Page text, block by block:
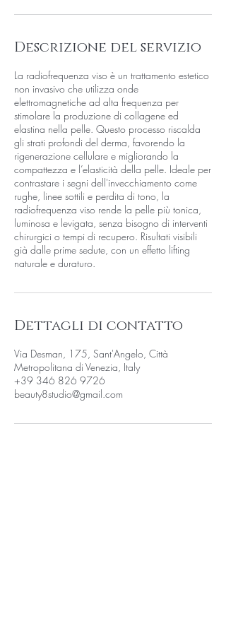
i
Descrizione del servizio
La radiofrequenza viso è un trattamento estetico
non invasivo che utilizza onde
elettromagnetiche ad alta frequenza per
stimolare la produzione di collagene ed
elastina nella pelle. Questo processo riscalda
gli strati profondi del derma, favorendo la
rigenerazione cellulare e migliorando la
compattezza e l’elasticità della pelle. Ideale per
contrastare i segni dell'invecchiamento come
rughe, linee sottili e perdita di tono, la
radiofrequenza viso rende la pelle più tonica,
luminosa e levigata, senza bisogno di interventi
chirurgici o tempi di recupero. Risultati visibili
già dalle prime sedute, con un effetto lifting
naturale e duraturo.
Dettagli di contatto
Via Desman, 175, Sant'Angelo, Città
Metropolitana di Venezia, Italy
+39 346 826 9726
beauty8studio@gmail.com